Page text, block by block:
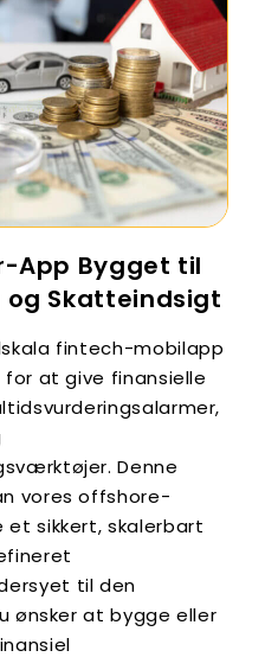
App Bygget til
Skatteindsigt
fintech-mobilapp
at give finansielle
Denne
vores offshore-
et sikkert, skalerbart
til den
ønsker at bygge eller